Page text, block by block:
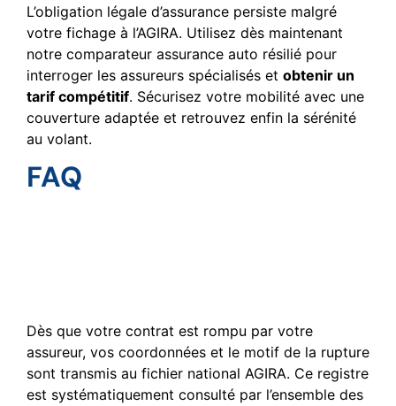
L’obligation légale d’assurance persiste malgré
votre fichage à l’AGIRA. Utilisez dès maintenant
notre comparateur assurance auto résilié pour
interroger les assureurs spécialisés et obtenir un
tarif compétitif. Sécurisez votre mobilité avec une
couverture adaptée et retrouvez enfin la sérénité
au volant.
FAQ
Dès que votre contrat est rompu par votre
assureur, vos coordonnées et le motif de la rupture
sont transmis au fichier national AGIRA. Ce registre
est systématiquement consulté par l’ensemble des